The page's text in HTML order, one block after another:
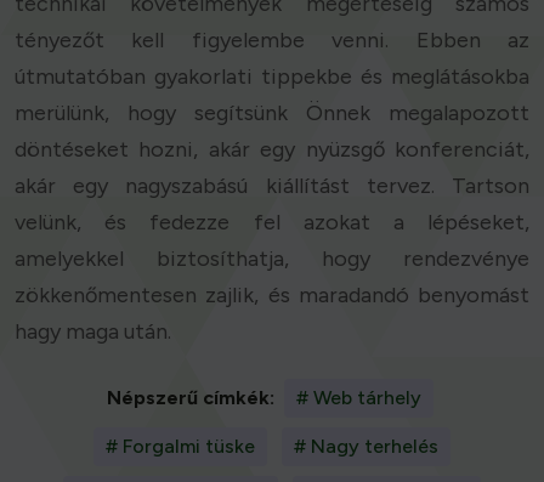
tényezőt kell figyelembe venni. Ebben az
útmutatóban gyakorlati tippekbe és meglátásokba
merülünk, hogy segítsünk Önnek megalapozott
döntéseket hozni, akár egy nyüzsgő konferenciát,
akár egy nagyszabású kiállítást tervez. Tartson
velünk, és fedezze fel azokat a lépéseket,
amelyekkel biztosíthatja, hogy rendezvénye
zökkenőmentesen zajlik, és maradandó benyomást
hagy maga után.
Népszerű címkék: # Web tárhely
# Forgalmi tüske # Nagy terhelés